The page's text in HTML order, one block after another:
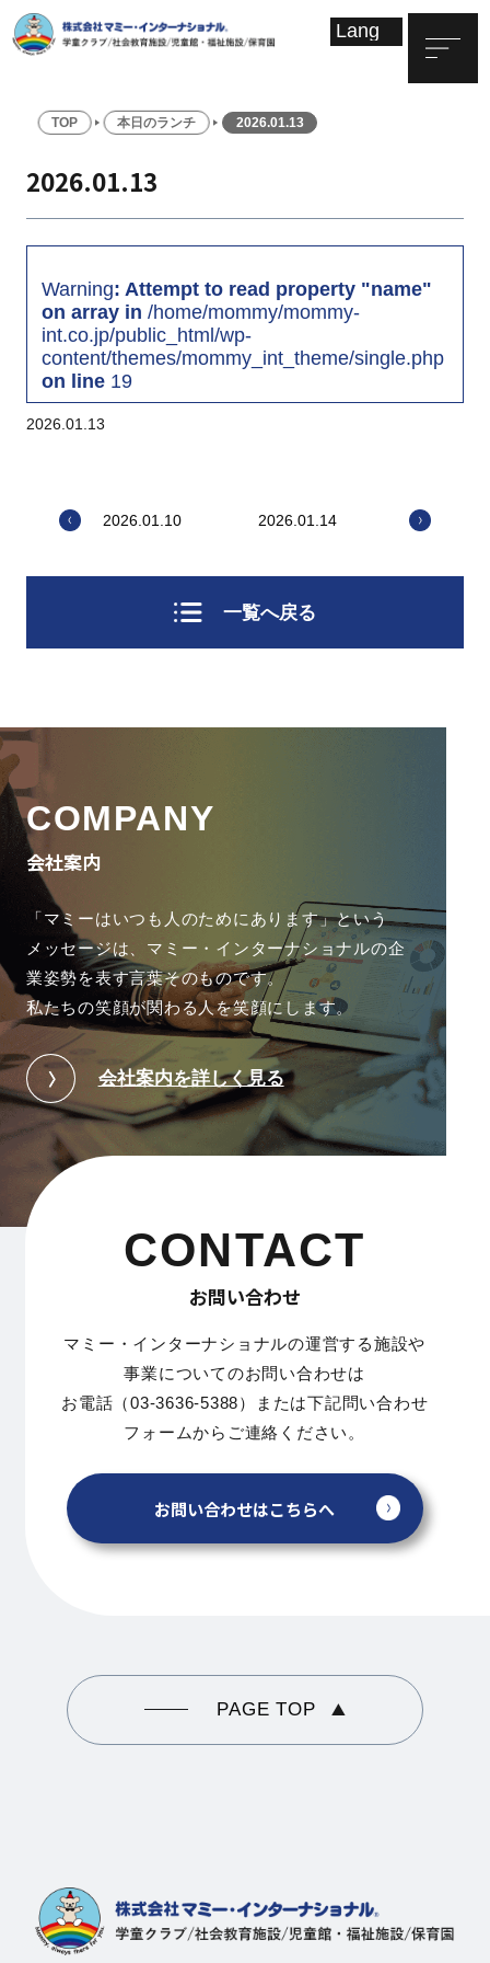
TOP 本日のランチ 2026.01.13
2026.01.13
Warning: Attempt to read property "name"
on array in /home/mommy/mommy-
int.co.jp/public_html/wp-
content/themes/mommy_int_theme/single.php
on line 19
2026.01.13
2026.01.10 2026.01.14
一覧へ戻る
COMPANY
会社案内
「マミーはいつも人のためにあります」という
メッセージは、 マミー・インターナショナルの企
業姿勢を表す言葉そのものです。
私たちの笑顔が関わる人を笑顔にします。
会社案内を詳しく見る
CONTACT
お問い合わせ
マミー・インターナショナルの運営する施設や
事業についてのお問い合わせは
お電話（03-3636-5388）または下記問い合わせ
フォームからご連絡ください。
お問い合わせはこちらへ
PAGE TOP